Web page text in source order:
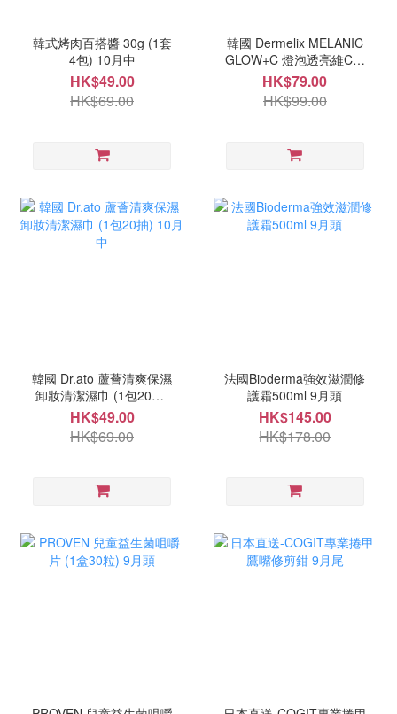
韓式烤肉百搭醬 30g (1套
4包) 10月中
HK$49.00
HK$69.00
韓國 Dermelix MELANIC
GLOW+C 燈泡透亮維C光
澤霜 50g 10月中
HK$79.00
HK$99.00
韓國 Dr.ato 蘆薈清爽保濕
卸妝清潔濕巾 (1包20抽)
10月中
HK$49.00
HK$69.00
法國Bioderma強效滋潤修
護霜500ml 9月頭
HK$145.00
HK$178.00